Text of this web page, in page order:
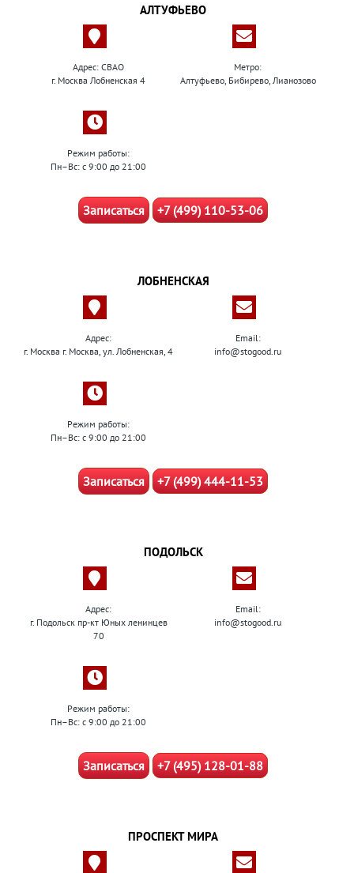
АЛТУФЬЕВО
Адрес: СВАО
г. Москва Лобненская 4
Метро:
Алтуфьево, Бибирево, Лианозово
Режим работы:
Пн–Вс: с 9:00 до 21:00
Записаться +7 (499) 110-53-06
ЛОБНЕНСКАЯ
Адрес:
г. Москва г. Москва, ул. Лобненская, 4
Email:
info@stogood.ru
Режим работы:
Пн–Вс: с 9:00 до 21:00
Записаться +7 (499) 444-11-53
ПОДОЛЬСК
Адрес:
г. Подольск пр-кт Юных ленинцев
70
Email:
info@stogood.ru
Режим работы:
Пн–Вс: с 9:00 до 21:00
Записаться +7 (495) 128-01-88
ПРОСПЕКТ МИРА